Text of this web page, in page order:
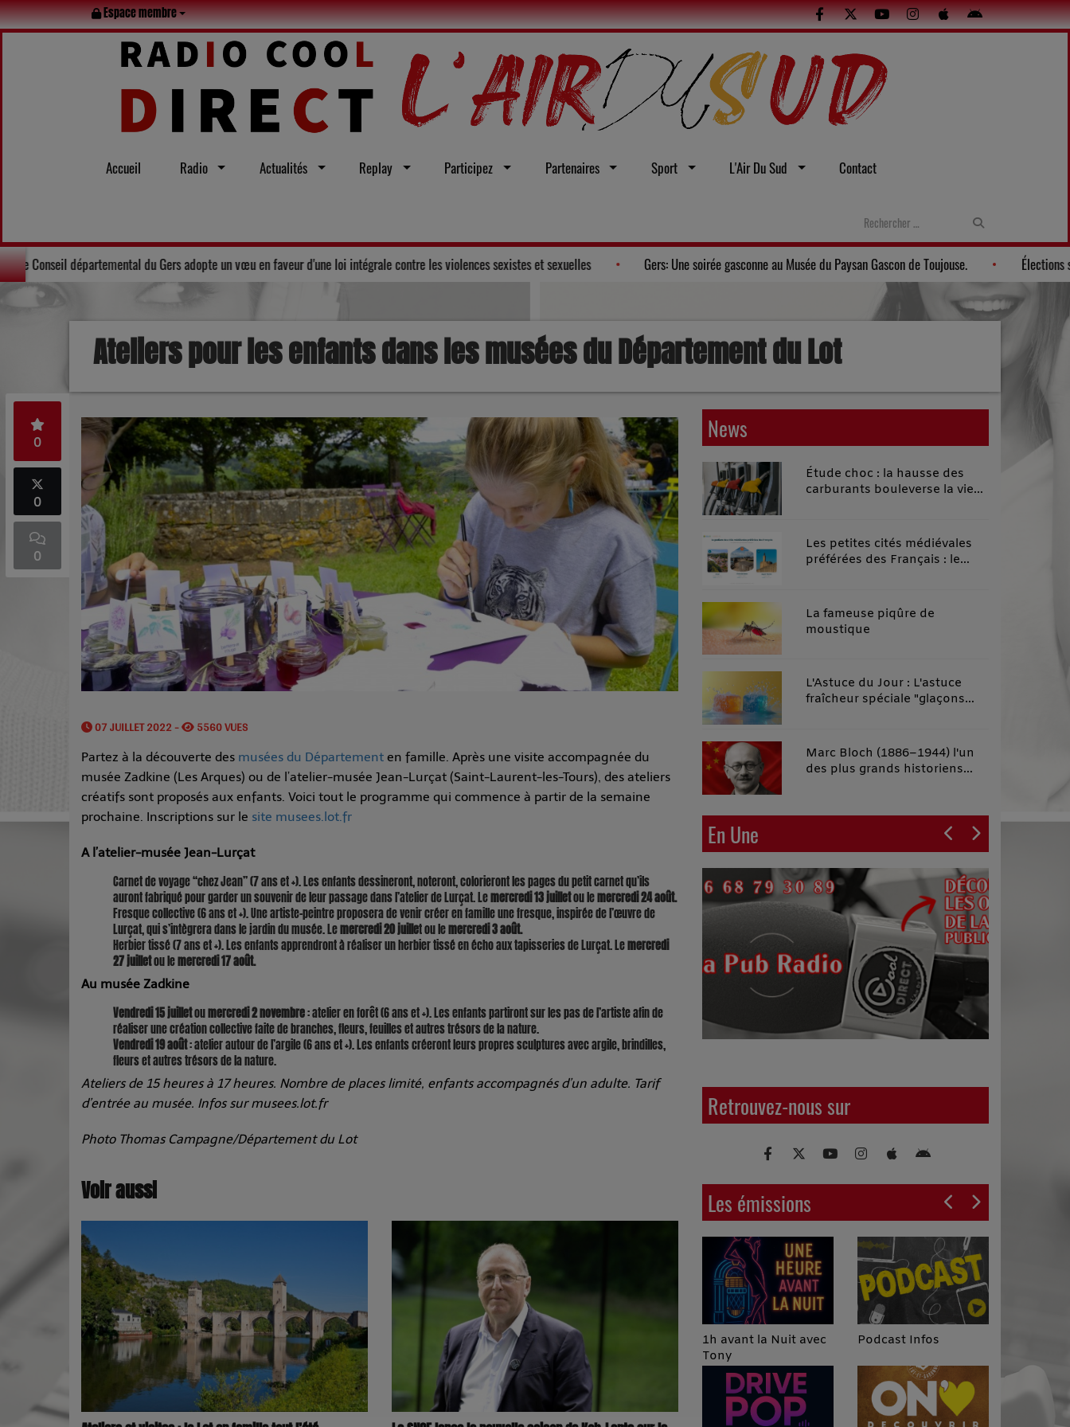
Espace membre
Accueil Radio Actualités Replay Participez Partenaires Sport L'Air Du Sud Contact
tout l’été Solidarité : Le Conseil départemental du Gers adopte un vœu en faveur d'une loi intégrale contre les violences sexistes et sexuelles Gers: Une soirée gasconne au Musée du Paysan
Ateliers pour les enfants dans les musées du Département du Lot
0
0
0
07 JUILLET 2022 - 5560 VUES
Partez à la découverte des musées du Département en famille. Après une visite accompagnée du
musée Zadkine (Les Arques) ou de l’atelier-musée Jean-Lurçat (Saint-Laurent-les-Tours), des ateliers
créatifs sont proposés aux enfants. Voici tout le programme qui commence à partir de la semaine
prochaine. Inscriptions sur le site musees.lot.fr
A l’atelier-musée Jean-Lurçat
Carnet de voyage ‘‘chez Jean’’ (7 ans et +). Les enfants dessineront, noteront, colorieront les pages du petit carnet qu’ils
auront fabriqué pour garder un souvenir de leur passage dans l’atelier de Lurçat. Lemercredi 13 juilletou lemercredi 24 août.
Fresque collective (6 ans et +). Une artiste-peintre proposera de venir créer en famille une fresque, inspirée de l’œuvre de
Lurçat, qui s’intègrera dans le jardin du musée. Lemercredi 20 juillet ou lemercredi 3 août.
Herbier tissé (7 ans et +). Les enfants apprendront à réaliser un herbier tissé en écho aux tapisseries de Lurçat. Lemercredi
27 juilletou lemercredi 17 août.
Au musée Zadkine
Vendredi 15 juilletoumercredi 2 novembre: atelier en forêt (6 ans et +). Les enfants partiront sur les pas de l’artiste afin de
réaliser une création collective faite de branches, fleurs, feuilles et autres trésors de la nature.
Vendredi 19 août: atelier autour de l’argile (6 ans et +). Les enfants créeront leurs propres sculptures avec argile, brindilles,
fleurs et autres trésors de la nature.
Ateliers de 15 heures à 17 heures. Nombre de places limité, enfants accompagnés d’un adulte. Tarif
d’entrée au musée. Infos sur musees.lot.fr
Photo Thomas Campagne/Département du Lot
Voir aussi
News
Étude choc : la hausse des
carburants bouleverse la vie
Les petites cités médiévales
préférées des Français : le
La fameuse piqûre de
moustique
L'Astuce du Jour : L'astuce
fraîcheur spéciale "glaçons
Marc Bloch (1886–1944) l'un
des plus grands historiens
En Une
Retrouvez-nous sur
Les émissions
Art of Mixing Series
Proposée par Jean
Anza
1h avant la Nuit avec
Tony
Podcast Infos